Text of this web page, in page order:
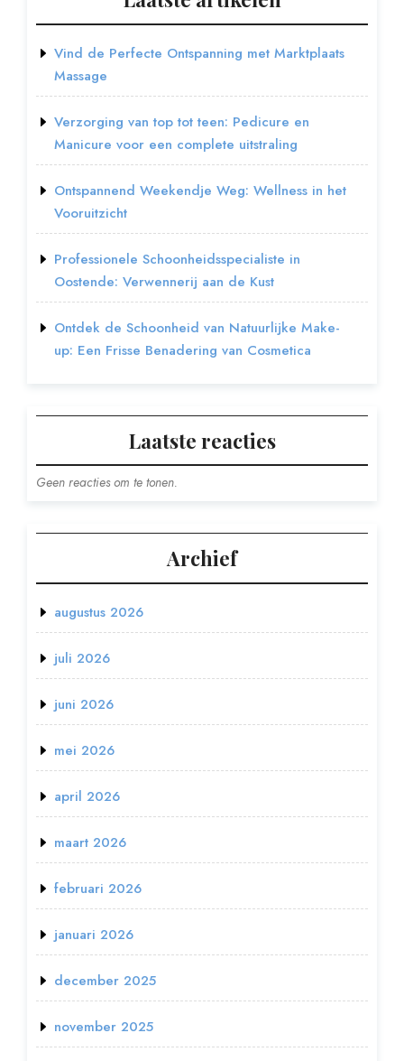
Vind de Perfecte Ontspanning met Marktplaats
Massage
Verzorging van top tot teen: Pedicure en
Manicure voor een complete uitstraling
Ontspannend Weekendje Weg: Wellness in het
Vooruitzicht
Professionele Schoonheidsspecialiste in
Oostende: Verwennerij aan de Kust
Ontdek de Schoonheid van Natuurlijke Make-
up: Een Frisse Benadering van Cosmetica
Laatste reacties
Geen reacties om te tonen.
Archief
augustus 2026
juli 2026
juni 2026
mei 2026
april 2026
maart 2026
februari 2026
januari 2026
december 2025
november 2025